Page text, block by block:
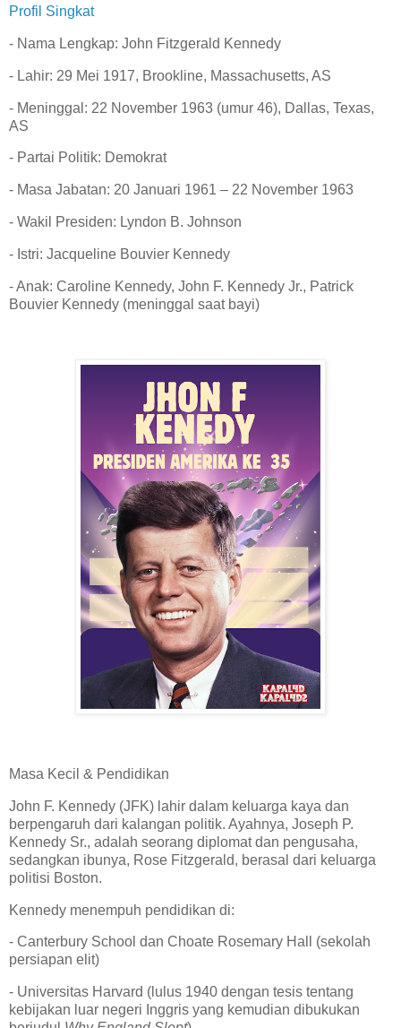
Profil Singkat
- Nama Lengkap: John Fitzgerald Kennedy
- Lahir: 29 Mei 1917, Brookline, Massachusetts, AS
- Meninggal: 22 November 1963 (umur 46), Dallas, Texas,
AS
- Partai Politik: Demokrat
- Masa Jabatan: 20 Januari 1961 – 22 November 1963
- Wakil Presiden: Lyndon B. Johnson
- Istri: Jacqueline Bouvier Kennedy
- Anak: Caroline Kennedy, John F. Kennedy Jr., Patrick
Bouvier Kennedy (meninggal saat bayi)
Masa Kecil & Pendidikan
John F. Kennedy (JFK) lahir dalam keluarga kaya dan
berpengaruh dari kalangan politik. Ayahnya, Joseph P.
Kennedy Sr., adalah seorang diplomat dan pengusaha,
sedangkan ibunya, Rose Fitzgerald, berasal dari keluarga
politisi Boston.
Kennedy menempuh pendidikan di:
- Canterbury School dan Choate Rosemary Hall (sekolah
persiapan elit)
- Universitas Harvard (lulus 1940 dengan tesis tentang
kebijakan luar negeri Inggris yang kemudian dibukukan